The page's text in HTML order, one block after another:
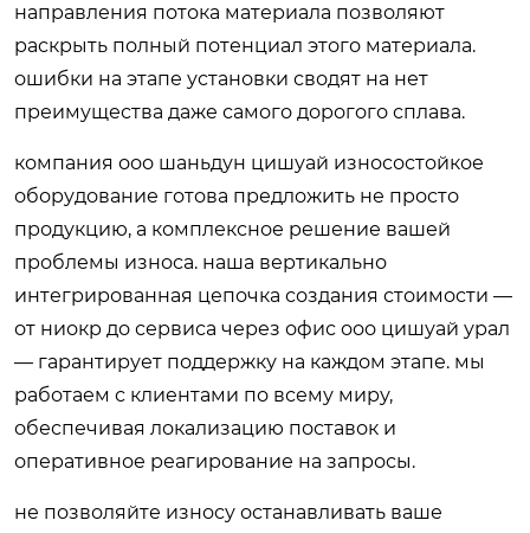
направления потока материала позволяют
раскрыть полный потенциал этого материала.
ошибки на этапе установки сводят на нет
преимущества даже самого дорогого сплава.
компания ооо шаньдун цишуай износостойкое
оборудование готова предложить не просто
продукцию, а комплексное решение вашей
проблемы износа. наша вертикально
интегрированная цепочка создания стоимости —
от ниокр до сервиса через офис ооо цишуай урал
— гарантирует поддержку на каждом этапе. мы
работаем с клиентами по всему миру,
обеспечивая локализацию поставок и
оперативное реагирование на запросы.
не позволяйте износу останавливать ваше